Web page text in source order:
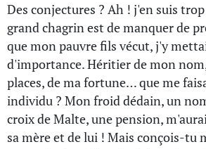
Des conjectures ? Ah ! j'en suis
grand chagrin est de manquer de
que mon pauvre fils vécut, j'y
d'importance. Héritier de mon
places, de ma fortune… que me
individu ? Mon froid dédain, un
croix de Malte, une pension,
sa mère et de lui ! Mais conçois-tu